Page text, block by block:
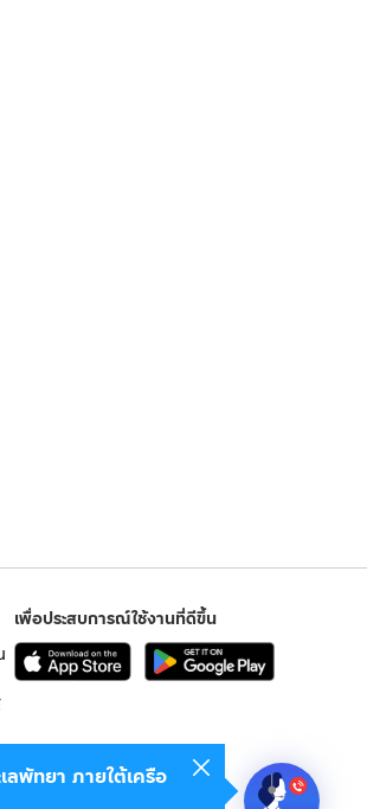
เพื่อประสบการณ์ใช้งานที่ดีขึ้น
ลพัทยา ภายใต้เครือ